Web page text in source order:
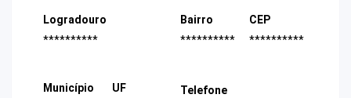
Logradouro
**********
Bairro
**********
CEP
**********
Município
UF
Telefone